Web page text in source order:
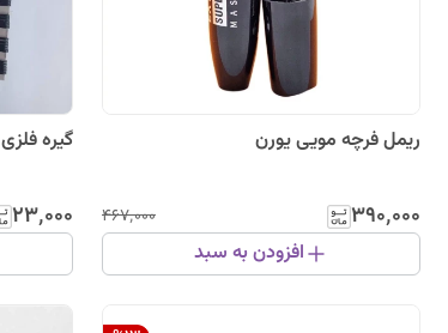
ریمل فرچه مویی یورن
۳۹۰٬۰۰۰ ۴۶۷٬۰۰۰
افزودن به سبد
گیره فلزی
۲۳٬۰۰۰